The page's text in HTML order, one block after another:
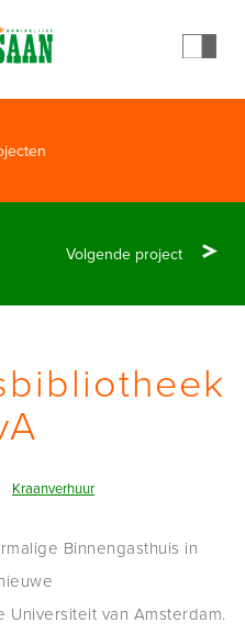
Volgende project
Kraanverhuur
Binnengasthuis in
van Amsterdam.